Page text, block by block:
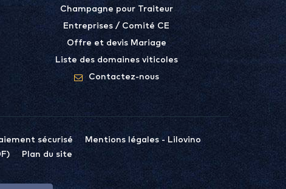
Champagne pour Traiteur
Entreprises / Comité CE
Offre et devis Mariage
Liste des domaines viticoles
Contactez-nous
sécurisé
Mentions légales - Lilovino
Plan du site